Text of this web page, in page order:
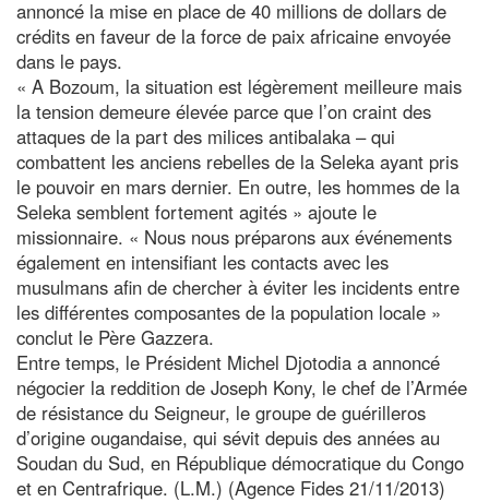
annoncé la mise en place de 40 millions de dollars de
crédits en faveur de la force de paix africaine envoyée
dans le pays.
« A Bozoum, la situation est légèrement meilleure mais
la tension demeure élevée parce que l’on craint des
attaques de la part des milices antibalaka – qui
combattent les anciens rebelles de la Seleka ayant pris
le pouvoir en mars dernier. En outre, les hommes de la
Seleka semblent fortement agités » ajoute le
missionnaire. « Nous nous préparons aux événements
également en intensifiant les contacts avec les
musulmans afin de chercher à éviter les incidents entre
les différentes composantes de la population locale »
conclut le Père Gazzera.
Entre temps, le Président Michel Djotodia a annoncé
négocier la reddition de Joseph Kony, le chef de l’Armée
de résistance du Seigneur, le groupe de guérilleros
d’origine ougandaise, qui sévit depuis des années au
Soudan du Sud, en République démocratique du Congo
et en Centrafrique. (L.M.) (Agence Fides 21/11/2013)